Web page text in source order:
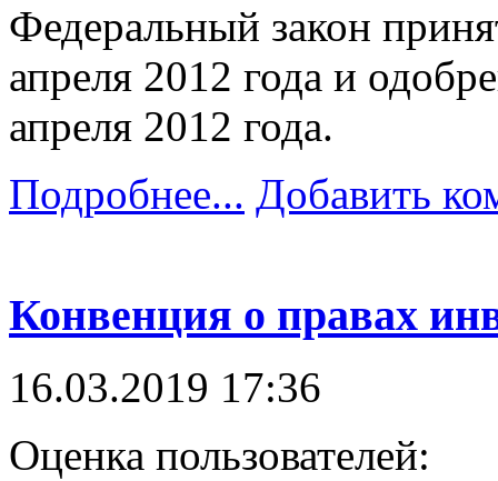
Федеральный закон
апреля 2012 года и
апреля 2012 года.
Подробнее... Добавить
Конвенция о правах
16.03.2019 17:36
Оценка пользователей: